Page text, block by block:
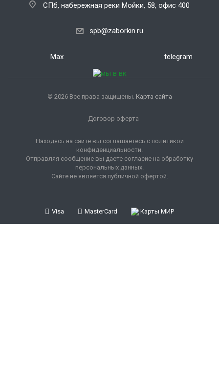
СПб, набережная реки Мойки, 58, офис 400
spb@zaborkin.ru
Max telegram
© 2026 Все права защищены. Карта сайта
Договор оферта
Находясь на сайте вы соглашаетесь с политикой
конфиденциальности.
Отправляя сообщение вы даете согласие на обработку
персональных данных.
Сайте не является публичной офертой.
Visa MasterCard Карты МИР